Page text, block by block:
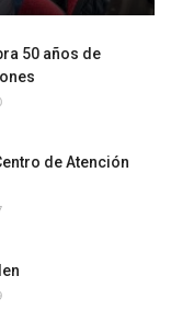
50 años de
de Atención